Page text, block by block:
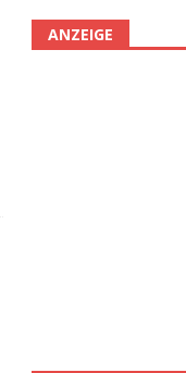
ANZEIGE